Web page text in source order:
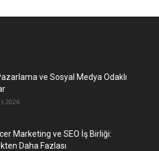
ve Sosyal Medya Odaklı
2026
Marketing ve SEO İş Birliği:
Daha Fazlası